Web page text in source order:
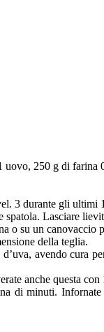
250 g di
3 durante gli ultimi
Lasciare
o su un
della teglia.
avendo cura
anche questa
di minuti.